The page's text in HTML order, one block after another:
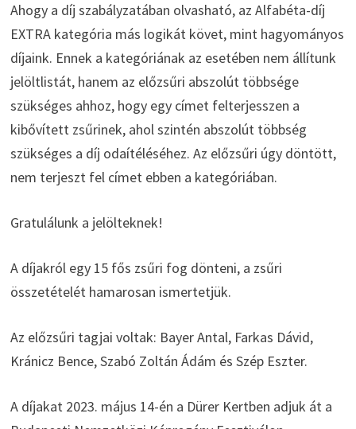
Ahogy a díj szabályzatában olvasható, az Alfabéta-díj
EXTRA kategória más logikát követ, mint hagyományos
díjaink. Ennek a kategóriának az esetében nem állítunk
jelöltlistát, hanem az előzsűri abszolút többsége
szükséges ahhoz, hogy egy címet felterjesszen a
kibővített zsűrinek, ahol szintén abszolút többség
szükséges a díj odaítéléséhez. Az előzsűri úgy döntött,
nem terjeszt fel címet ebben a kategóriában.
Gratulálunk a jelölteknek!
A díjakról egy 15 fős zsűri fog dönteni, a zsűri
összetételét hamarosan ismertetjük.
Az előzsűri tagjai voltak: Bayer Antal, Farkas Dávid,
Kránicz Bence, Szabó Zoltán Ádám és Szép Eszter.
A díjakat 2023. május 14-én a Dürer Kertben adjuk át a